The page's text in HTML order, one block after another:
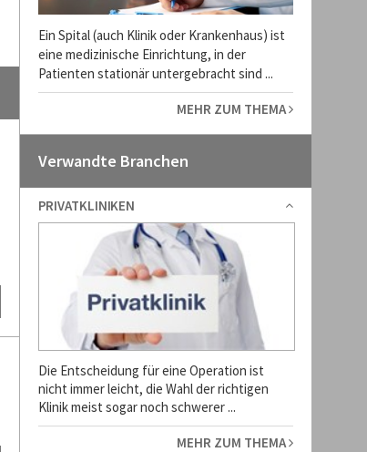
Ein Spital (auch Klinik oder Krankenhaus) ist
eine medizinische Einrichtung, in der
Patienten stationär untergebracht sind ...
MEHR ZUM THEMA
Verwandte Branchen
PRIVATKLINIKEN
Die Entscheidung für eine Operation ist
nicht immer leicht, die Wahl der richtigen
Klinik meist sogar noch schwerer ...
MEHR ZUM THEMA